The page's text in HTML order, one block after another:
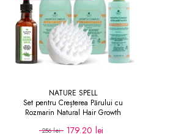
NATURE SPELL
Set pentru Creșterea Părului cu
Rozmarin Natural Hair Growth
256 lei 179.20 lei